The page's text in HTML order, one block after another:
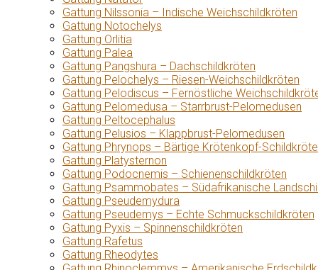
Gattung Nilssonia – Indische Weichschildkröten
Gattung Notochelys
Gattung Orlitia
Gattung Palea
Gattung Pangshura – Dachschildkröten
Gattung Pelochelys – Riesen-Weichschildkröten
Gattung Pelodiscus – Fernöstliche
Gattung Pelomedusa – Starrbrust-Pelomedusen
Gattung Peltocephalus
Gattung Pelusios – Klappbrust-Pelomedusen
Gattung Phrynops – Bärtige Krötenkopf-
Gattung Platysternon
Gattung Podocnemis – Schienenschildkröten
Gattung Psammobates – Südafrikanische
Gattung Pseudemydura
Gattung Pseudemys – Echte Schmuckschildkröten
Gattung Pyxis – Spinnenschildkröten
Gattung Rafetus
Gattung Rheodytes